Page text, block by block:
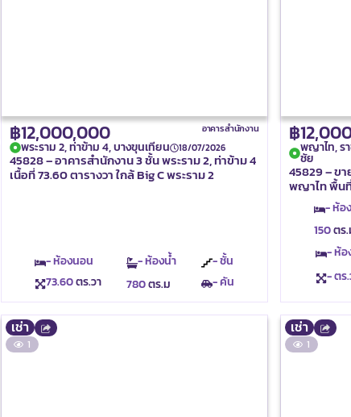
฿12,000,000 อาคารสำนักงาน
พระราม 2, ท่าข้าม 4, บางขุนเทียน 18/07/2026
45828 – อาคารสำนักงาน 3 ชั้น พระราม 2, ท่าข้าม 4
เนื้อที่ 73.60 ตารางวา ใกล้ Big C พระราม 2
- ห้องนอน - ห้องน้ำ
- ชั้น
73.60ตร.วา 780ตร.ม - คัน
฿
พญาไท, ร
ชัย
45829 – ข
พญาไท พื้นที่
- ห้อ
150ตร.
- ห้อ
- ตร.
เช่า
1
เช่า
1